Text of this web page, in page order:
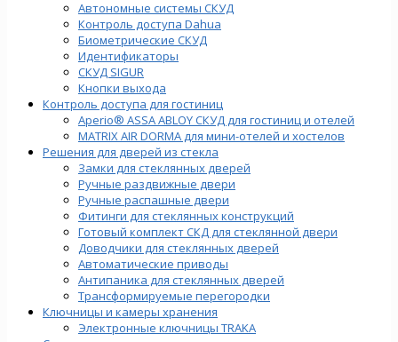
Автономные системы СКУД
Контроль доступа Dahua
Биометрические СКУД
Идентификаторы
СКУД SIGUR
Кнопки выхода
Контроль доступа для гостиниц
Aperio® ASSA ABLOY СКУД для гостиниц и отелей
MATRIX AIR DORMA для мини-отелей и хостелов
Решения для дверей из стекла
Замки для стеклянных дверей
Ручные раздвижные двери
Ручные распашные двери
Фитинги для стеклянных конструкций
Готовый комплект СКД для стеклянной двери
Доводчики для стеклянных дверей
Автоматические приводы
Антипаника для стеклянных дверей
Трансформируемые перегородки
Ключницы и камеры хранения
Электронные ключницы TRAKA